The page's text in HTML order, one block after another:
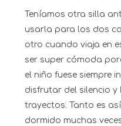
Teníamos otra silla
usarla para los dos
otro cuando viaja en
ser super cómoda
el niño fuese siempre
disfrutar del silencio
trayectos. Tanto es
dormido muchas